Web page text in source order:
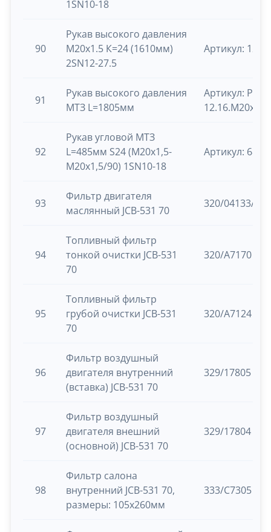
1SN10-18
90
Рукав высокого давления
М20х1.5 К=24 (1610мм)
2SN12-27.5
Артикул:
91
Рукав высокого давления
МТЗ L=1805мм
Артикул: РВД
12.16.М20х1,5
92
Рукав угловой МТЗ
L=485мм S24 (М20х1,5-
М20х1,5/90) 1SN10-18
Артикул: 680-
93
Фильтр двигателя
маслянный JCB-531 70
320/04133А
94
Топливный фильтр
тонкой очистки JCB-531
70
320/А7170
95
Топливный фильтр
грубой очистки JCB-531
70
320/А7124
96
Фильтр воздушный
двигателя внутренний
(вставка) JCB-531 70
329/17805
97
Фильтр воздушный
двигателя внешний
(основной) JCB-531 70
329/17804
98
Фильтр салона
внутренний JCB-531 70,
размеры: 105х260мм
333/С7305